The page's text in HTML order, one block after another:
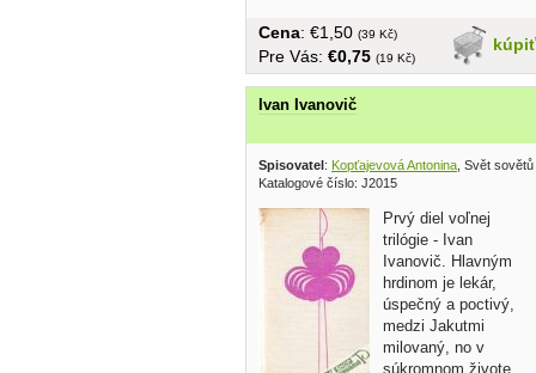
kúpiť
Cena: €1,50 (39 Kč)
Pre Vás: €0,75 (19 Kč)
Ivan Ivanovič
Spisovatel : Kopťajevová Antonina , Svět
Katalogové číslo: J2015
Prvý diel voľnej
trilógie - Ivan
Ivanovič. Hlavným
hrdinom je lekár,
úspečný a poctivý,
medzi Jakutmi
milovaný, no v
súkromnom živote